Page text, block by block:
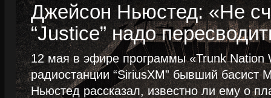
Джейсон Ньюстед: «Не
“Justice” надо
12 мая в эфире программы «Trunk Nation
радиостанции “SiriusXM” бывший басист
Ньюстед рассказал, известно ли ему о